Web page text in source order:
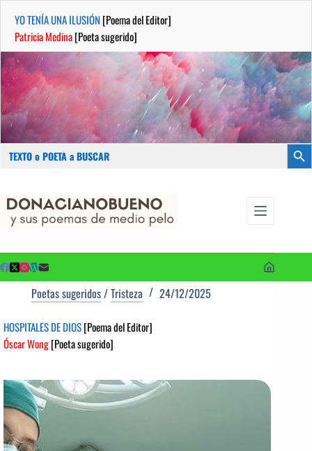
YO TENÍA UNA ILUSIÓN [Poema del Editor]
Patricia Medina[Poeta sugerido]
Buscar:
contenido
Poetas sugeridos/Tristeza 24/12/2025
HOSPITALES DE DIOS[Poema del Editor]
Óscar Wong[Poeta sugerido]